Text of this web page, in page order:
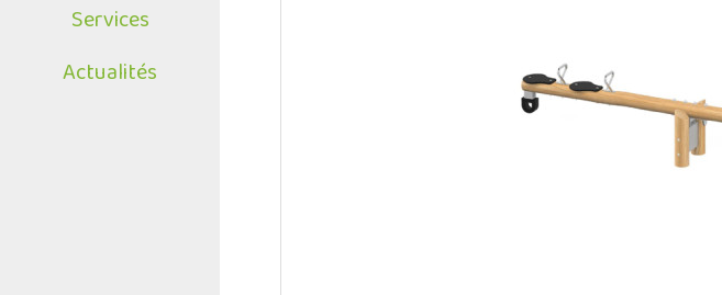
Services
Actualités